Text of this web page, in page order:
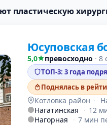
пластическую
Юсуповская
5,0 превосходно · 8
ТОП-3: 3 года
Поднялась в
Котловка район ·
Нагатинская
· 12
Нагорная
· 7 мин